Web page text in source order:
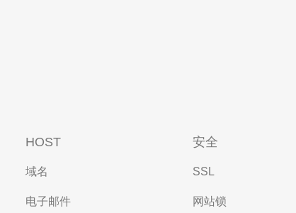
HOST
域名
电子邮件
安全
SSL
网站锁